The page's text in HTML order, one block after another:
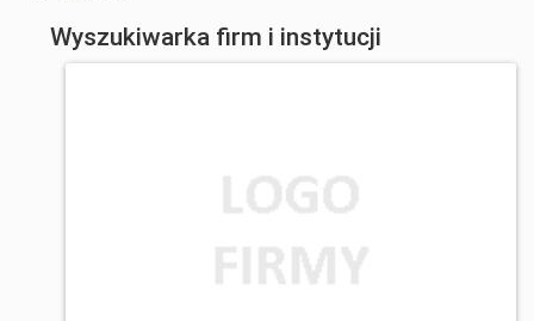
Wyszukiwarka firm i instytucji